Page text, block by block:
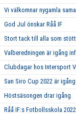
Vi välkomnar nygamla
God Jul önskar Råå IF
Stort tack till alla som
Valberedningen är igång
Clubdagar hos Intersport
San Siro Cup 2022 är igång
Höstsäsongen drar igång
Råå IF:s Fotbollsskola